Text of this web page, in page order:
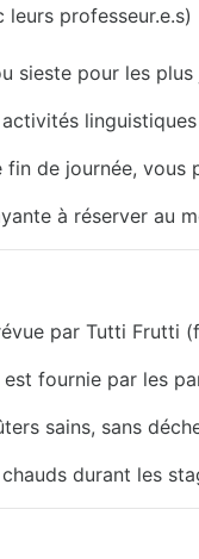
professeur.e.s)
pour les plus
linguistiques
de journée, vous
à réserver au
par Tutti Frutti
fournie par les
sains, sans
durant les